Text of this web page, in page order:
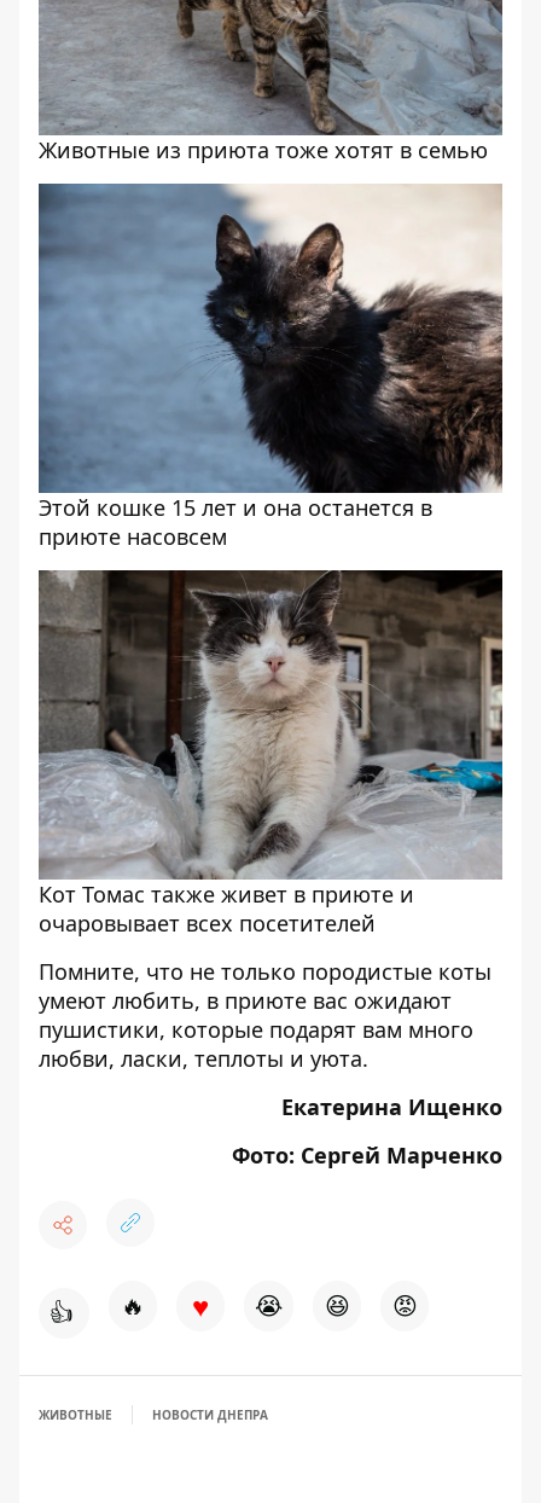
Животные из приюта тоже хотят в семью
Этой кошке 15 лет и она останется в
приюте насовсем
Кот Томас также живет в приюте и
очаровывает всех посетителей
Помните, что не только породистые коты
умеют любить, в приюте вас ожидают
пушистики, которые подарят вам много
любви, ласки, теплоты и уюта.
Екатерина Ищенко
Фото: Сергей Марченко
👍 🔥 ♥ 😭 😆 😡
ЖИВОТНЫЕ НОВОСТИ ДНЕПРА